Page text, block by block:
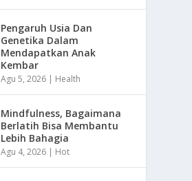
Pengaruh Usia Dan
Genetika Dalam
Mendapatkan Anak
Kembar
Agu 5, 2026 | Health
Mindfulness, Bagaimana
Berlatih Bisa Membantu
Lebih Bahagia
Agu 4, 2026 | Hot